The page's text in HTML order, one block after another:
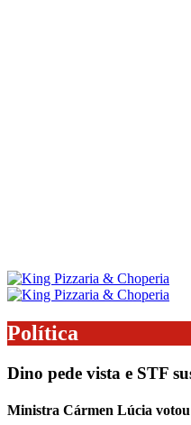
Política
Dino pede vista e STF
Ministra Cármen Lúcia votou